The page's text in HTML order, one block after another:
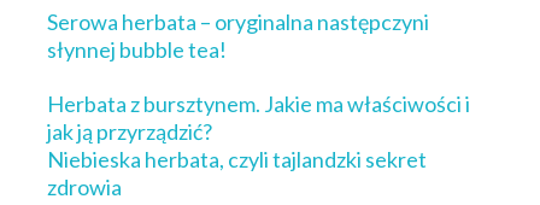
Serowa herbata – oryginalna następczyni
słynnej bubble tea!
Herbata z bursztynem. Jakie ma właściwości i
jak ją przyrządzić?
Niebieska herbata, czyli tajlandzki sekret
zdrowia